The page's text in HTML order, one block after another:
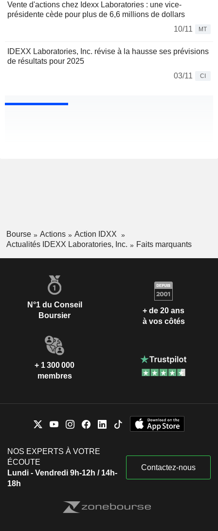
Vente d'actions chez Idexx Laboratories : une vice-
présidente cède pour plus de 6,6 millions de dollars
10/11
MT
IDEXX Laboratories, Inc. révise à la hausse ses prévisions
de résultats pour 2025
03/11
CI
Bourse Actions
Action IDXX
Actualités IDEXX Laboratories, Inc.
Faits marquants
N°1 du Conseil
Boursier
+ de 20 ans
à vos côtés
+ 1 300 000
membres
NOS EXPERTS À VOTRE
ÉCOUTE
Lundi - Vendredi 9h-12h / 14h-
18h
Contactez-nous